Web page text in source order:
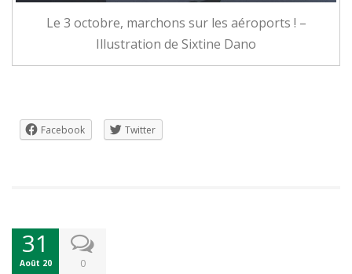
Le 3 octobre, marchons sur les aéroports ! –
Illustration de Sixtine Dano
Facebook Twitter
31
Août 20 0